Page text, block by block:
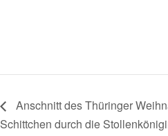
Anschnitt des Thüringer
Schittchen durch die